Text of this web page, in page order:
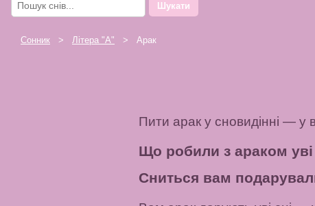
Шукати
Сонник > Літера "А" > Арак
Пити арак у сновидінні — у
Що робили з араком уві
Сниться вам